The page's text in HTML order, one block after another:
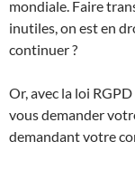
mondiale. Faire
inutiles, on est en
continuer ?
Or, avec la loi
vous demander
demandant votre